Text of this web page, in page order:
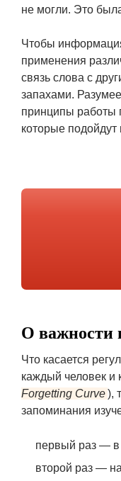
не могли. Это
Чтобы
применения
связь слова с
запахами.
принципы работы
которые
О важности
Что касается
каждый человек и
Forgetting Curve),
запоминания
первый раз — в
второй раз —